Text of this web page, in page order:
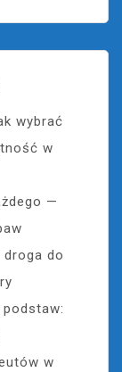
wybrać
w
—
do
w